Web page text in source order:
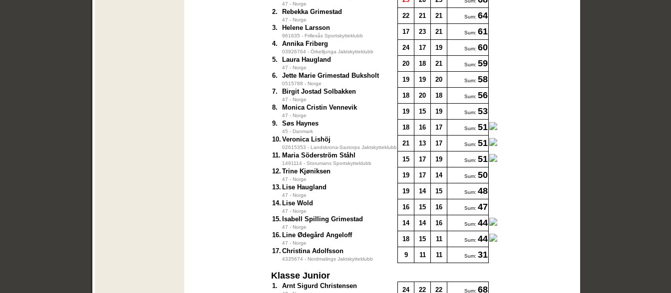
47 - Norge
2. Rebekka Grimestad
47 - Norge
22 21 21 Sum: 64
3. Helene Larsson
961635 - Frillesås Sportskytteklubb
17 23 21 Sum: 61
4. Annika Friberg
03926764 - Örkelljunga Jaktskytteklubb
24 17 19 Sum: 60
5. Laura Haugland
47 - Norge
20 18 21 Sum: 59
6. Jette Marie Grimestad Buksholt
0515788 - Norge
19 19 20 Sum: 58
7. Birgit Jostad Solbakken
47 - Norge
18 20 18 Sum: 56
8. Monica Cristin Vennevik
47 - Norge
19 15 19 Sum: 53
9. Søs Haynes
45 - Danmark
18 16 17 Sum: 51
10. Veronica Lishöj
02615353 - Landskrona-Saxtorps Jaktskytteklubb
21 13 17 Sum: 51
11. Maria Söderström Ståhl
1491114 - Storumans Sportskytteklubb
15 17 19 Sum: 51
12. Trine Kjøniksen
47 - Norge
19 17 14 Sum: 50
13. Lise Haugland
47 - Norge
19 14 15 Sum: 48
14. Lise Wold
47 - Norge
16 15 16 Sum: 47
15. Isabell Spilling Grimestad
47 - Norge
14 14 16 Sum: 44
16. Line Ødegård Angeloff
47 - Norge
18 15 11 Sum: 44
17. Christina Adolfsson
4335674 - Nordmalings Jaktskytteklubb
9 11 11 Sum: 31
Klasse Junior
1. Arnt Sigurd Christensen
24 22 22 Sum: 68